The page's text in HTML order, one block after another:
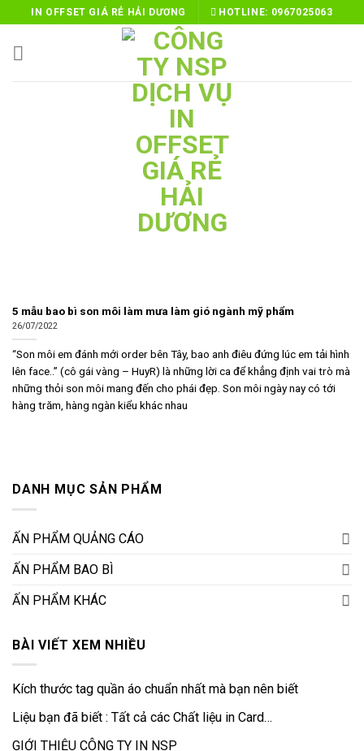
to
content
IN OFFSET GIÁ RẺ HẢI DƯƠNG HOTLINE: 0967025063
DANH MỤC SẢN PHẨM
ẤN PHẨM QUẢNG CÁO
ẤN PHẨM BAO BÌ
ẤN PHẨM KHÁC
BÀI VIẾT XEM NHIỀU
Kích thước tag quần áo chuẩn nhất mà bạn nên biết
Liệu bạn đã biết : Tất cả các Chất liệu in Card…
GIỚI THIỆU CÔNG TY IN NSP
5 mẫu bao bì son môi làm mưa làm gió ngành mỹ phẩm
26/07/2022
“Son môi em đánh mới order bên Tây, bao anh điêu đứng lúc em tải hình
lên face..” (cô gái vàng – HuyR) là những lời ca để khẳng định vai trò mà
những thỏi son môi mang đến cho phái đẹp. Son môi ngày nay có tới
hàng trăm, hàng ngàn kiểu khác nhau